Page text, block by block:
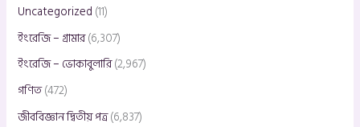
Uncategorized (11)
ইংরেজি – গ্রামার(6,307)
ইংরেজি – ভোকাবুলারি(2,967)
গণিত(472)
জীববিজ্ঞান দ্বিতীয় পত্র(6,837)